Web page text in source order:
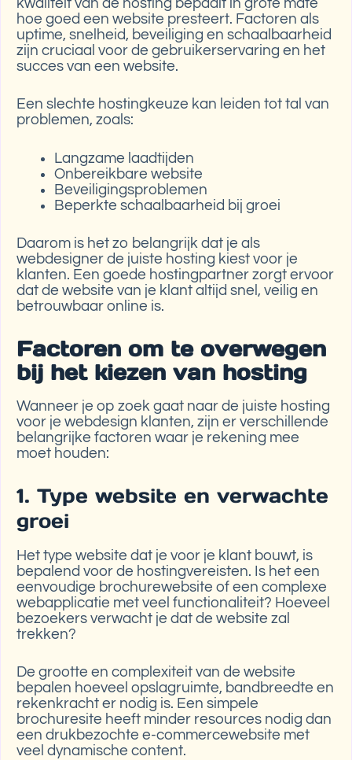
hoe goed een website presteert. Factoren als
uptime, snelheid, beveiliging en schaalbaarheid
zijn cruciaal voor de gebruikerservaring en het
succes van een website.
Een slechte hostingkeuze kan leiden tot tal van
problemen, zoals:
Langzame laadtijden
Onbereikbare website
Beveiligingsproblemen
Beperkte schaalbaarheid bij groei
Daarom is het zo belangrijk dat je als
webdesigner de juiste hosting kiest voor je
klanten. Een goede hostingpartner zorgt ervoor
dat de website van je klant altijd snel, veilig en
betrouwbaar online is.
Factoren om te overwegen
bij het kiezen van hosting
Wanneer je op zoek gaat naar de juiste hosting
voor je webdesign klanten, zijn er verschillende
belangrijke factoren waar je rekening mee
moet houden:
1. Type website en verwachte
groei
Het type website dat je voor je klant bouwt, is
bepalend voor de hostingvereisten. Is het een
eenvoudige brochurewebsite of een complexe
webapplicatie met veel functionaliteit? Hoeveel
bezoekers verwacht je dat de website zal
trekken?
De grootte en complexiteit van de website
bepalen hoeveel opslagruimte, bandbreedte en
rekenkracht er nodig is. Een simpele
brochuresite heeft minder resources nodig dan
een drukbezochte e-commercewebsite met
veel dynamische content.